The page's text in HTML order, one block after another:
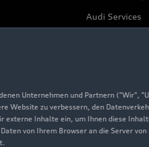
Unternehmen und Partnern ("Wir",
Website zu verbessern, den
Inhalte ein, um Ihnen diese
von Ihrem Browser an die Server
Audi Services